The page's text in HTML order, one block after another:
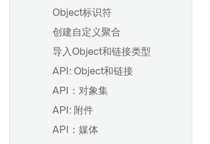
概述
创建值类型
使用值类型
值类型版本
值类型权限
值类型约束
Object标识符
创建自定义聚合
导入Object和链接类型
API: Object和链接
API：对象集
API: 附件
API：媒体